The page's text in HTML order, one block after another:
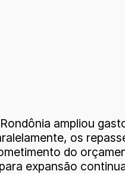
ampliou
os
do
expansão